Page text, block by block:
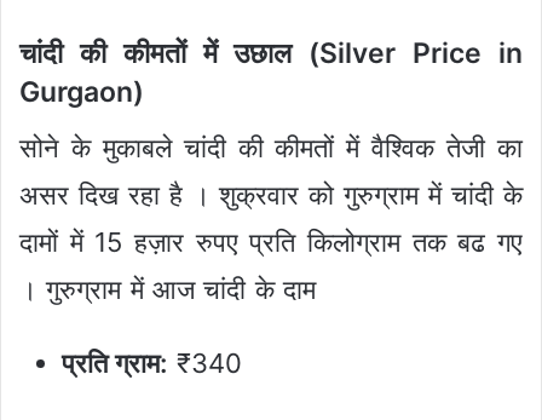
चांदी की कीमतों में उछाल (Silver Price in
Gurgaon)
सोने के मुकाबले चांदी की कीमतों में वैश्विक तेजी का
असर दिख रहा है । शुक्रवार को गुरुग्राम में चांदी के
दामों में 15 हज़ार रुपए प्रति किलोग्राम तक बढ गए
। गुरुग्राम में आज चांदी के दाम
प्रति ग्राम: ₹340